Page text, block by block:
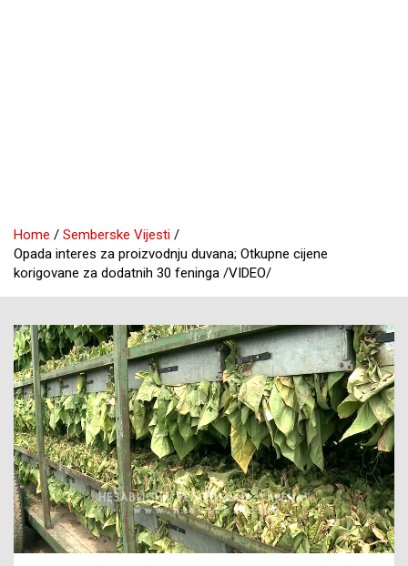
Home
Semberske Vijesti
Opada interes za proizvodnju duvana; Otkupne cijene
korigovane za dodatnih 30 feninga /VIDEO/